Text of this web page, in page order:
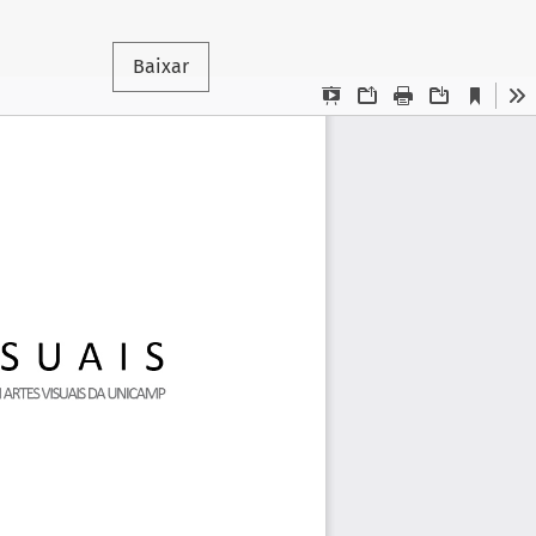
Baixar